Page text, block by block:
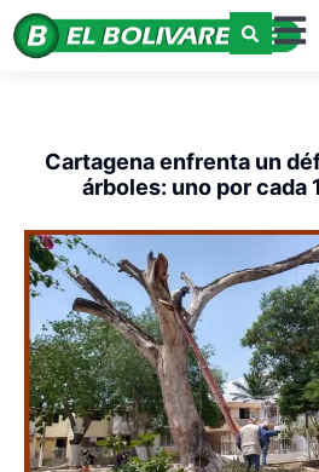
Cartagena enfrenta un
árboles: uno por cada